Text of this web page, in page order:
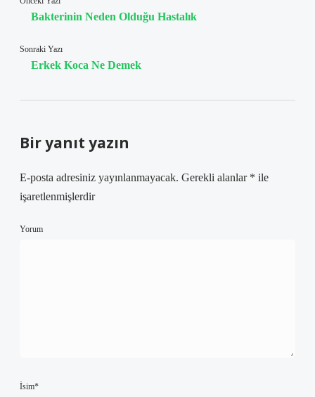
Bakterinin Neden Olduğu Hastalık
Sonraki Yazı
Erkek Koca Ne Demek
Bir yanıt yazın
E-posta adresiniz yayınlanmayacak. Gerekli alanlar * ile
işaretlenmişlerdir
Yorum
İsim*